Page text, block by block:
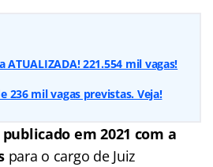
221.554 mil vagas!
236 mil vagas previstas. Veja!
em 2021 com a
para o cargo de Juiz